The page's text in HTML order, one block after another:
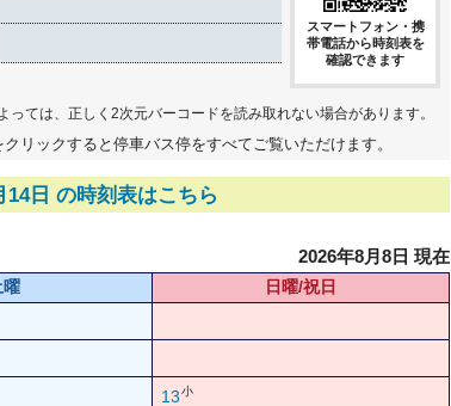
スマートフォン・携
帯電話から時刻表を
確認できます
っては、正しく2次元バーコードを読み取れない場合があります。
リックすると停車バス停をすべてご覧いただけます。
14日 の時刻表はこちら
2026年8月8日 現在
曜
日曜/祝日
13小